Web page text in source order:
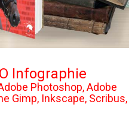
Infographie
Photoshop, Adobe
Gimp, Inkscape, Scribus,